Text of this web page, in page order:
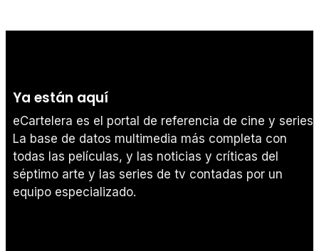
Ya están aquí
eCartelera es el portal de referencia de cine y series.
La base de datos multimedia más completa con
todas las películas, y las noticias y críticas del
séptimo arte y las series de tv contadas por un
equipo especializado.